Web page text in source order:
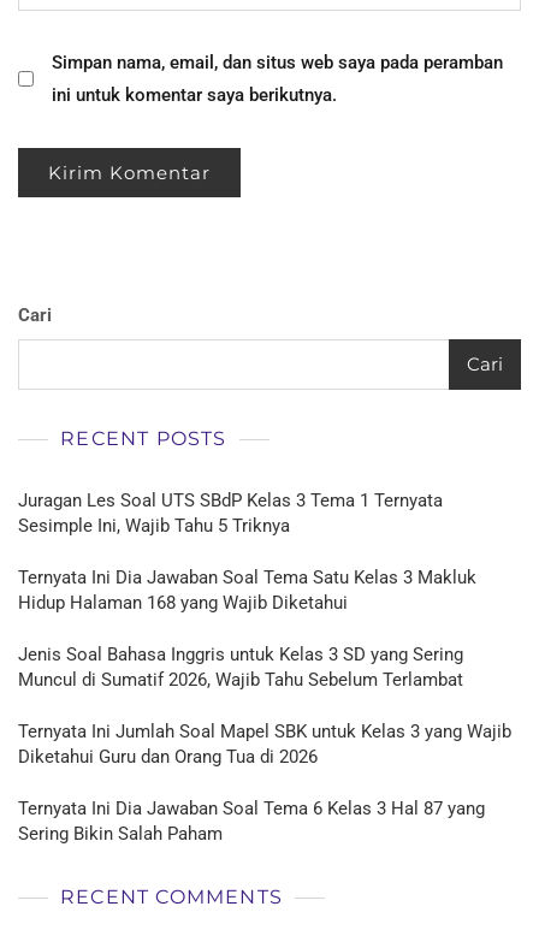
Simpan nama, email, dan situs web saya pada peramban
ini untuk komentar saya berikutnya.
Cari
Cari
RECENT POSTS
Juragan Les Soal UTS SBdP Kelas 3 Tema 1 Ternyata
Sesimple Ini, Wajib Tahu 5 Triknya
Ternyata Ini Dia Jawaban Soal Tema Satu Kelas 3 Makluk
Hidup Halaman 168 yang Wajib Diketahui
Jenis Soal Bahasa Inggris untuk Kelas 3 SD yang Sering
Muncul di Sumatif 2026, Wajib Tahu Sebelum Terlambat
Ternyata Ini Jumlah Soal Mapel SBK untuk Kelas 3 yang Wajib
Diketahui Guru dan Orang Tua di 2026
Ternyata Ini Dia Jawaban Soal Tema 6 Kelas 3 Hal 87 yang
Sering Bikin Salah Paham
RECENT COMMENTS